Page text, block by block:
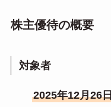
株主優待の概要
対象者
2025年12月26